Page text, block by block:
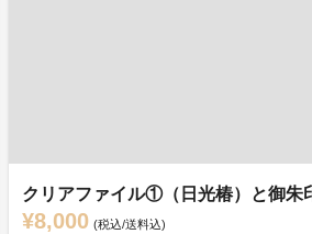
クリアファイル①（日光椿）と御朱
¥8,000 (税込/送料込)